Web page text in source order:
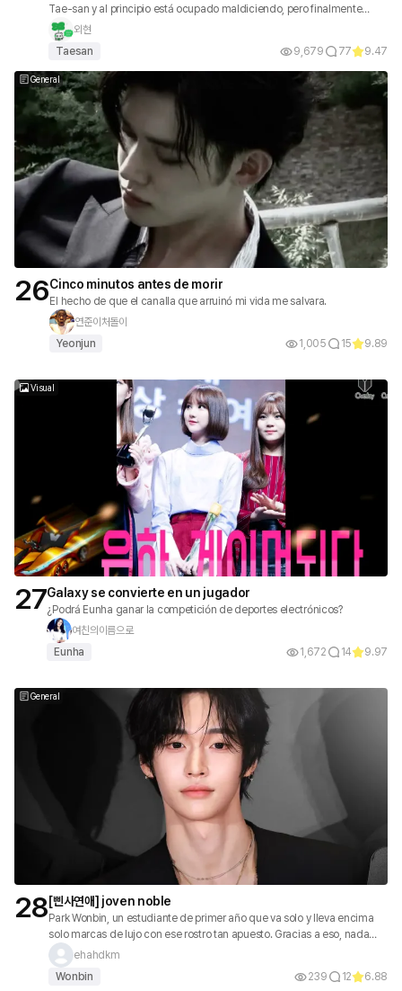
Tae-san y al principio está ocupado maldiciendo, pero finalmente
termina fluyendo con rosa. * Puede haber un poco de obsesión.
외현
Taesan
9,679 77 9.47
General
26Cinco minutos antes de morir
El hecho de que el canalla que arruinó mi vida me salvara.
연준이처돌이
Yeonjun
1,005 15 9.89
Visual
27Galaxy se convierte en un jugador
¿Podrá Eunha ganar la competición de deportes electrónicos?
여친의이름으로
Eunha
1,672 14 9.97
General
28[삔사연애] joven noble
Park Wonbin, un estudiante de primer año que va solo y lleva encima
solo marcas de lujo con ese rostro tan apuesto. Gracias a eso, nada
más entrar en la universidad se corrió el rumor de que era un
“príncipe”. Kim Yeoju, de segundo curso, terminó emparejada con él
como sunbae. Pensé que sería borde, pero cuando Yeoju empezó a
ehahdkm
Wonbin
239 12 6.88